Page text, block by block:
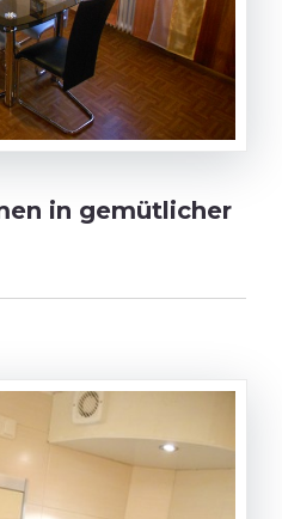
in gemütlicher